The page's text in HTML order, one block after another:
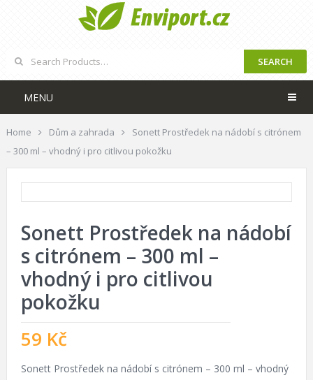
SEARCH
MENU
Home Dům a zahrada
Sonett Prostředek na nádobí s citrónem
– 300 ml – vhodný i pro citlivou pokožku
Sonett Prostředek na nádobí
s citrónem – 300 ml –
vhodný i pro citlivou
pokožku
59 Kč
Sonett Prostředek na nádobí s citrónem – 300 ml – vhodný